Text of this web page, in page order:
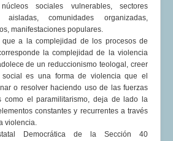
sociales vulnerables, sectores
aisladas, comunidades organizadas,
manifestaciones populares.
a la complejidad de los procesos de
la complejidad de la violencia
de un reduccionismo teologal, creer
es una forma de violencia que el
o resolver haciendo uso de las fuerzas
como el paramilitarismo, deja de lado la
constantes y recurrentes a través
violencia.
Democrática de la Sección 40